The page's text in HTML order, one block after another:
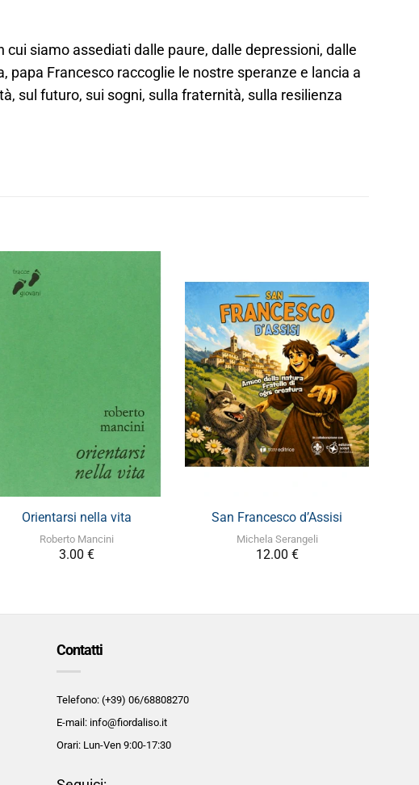
siamo assediati dalle paure, dalle depressioni, dalle
Francesco raccoglie le nostre speranze e lancia a
sul futuro, sui sogni, sulla fraternità, sulla resilienza
Orientarsi nella vita
Roberto Mancini
3.00 €
San Francesco d’Assisi
Michela Serangeli
12.00 €
Contatti
Telefono: (+39) 06/68808270
E-mail: info@fiordaliso.it
Orari: Lun-Ven 9:00-17:30